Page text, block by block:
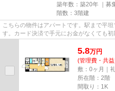
築年数：築20年 ｜募
階数：3階建
こちらの物件はアパートです。駅まで平
す。カード決済で手元にお金がなくても
5.8万円
(管理費・共
敷：0ヶ月｜
所在階：2階
間取り：1K